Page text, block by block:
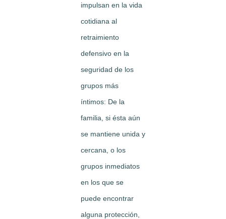
impulsan en la vida
cotidiana al
retraimiento
defensivo en la
seguridad de los
grupos más
íntimos: De la
familia, si ésta aún
se mantiene unida y
cercana, o los
grupos inmediatos
en los que se
puede encontrar
alguna protección,